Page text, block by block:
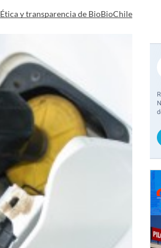
Ética y transparencia de BioBioChile